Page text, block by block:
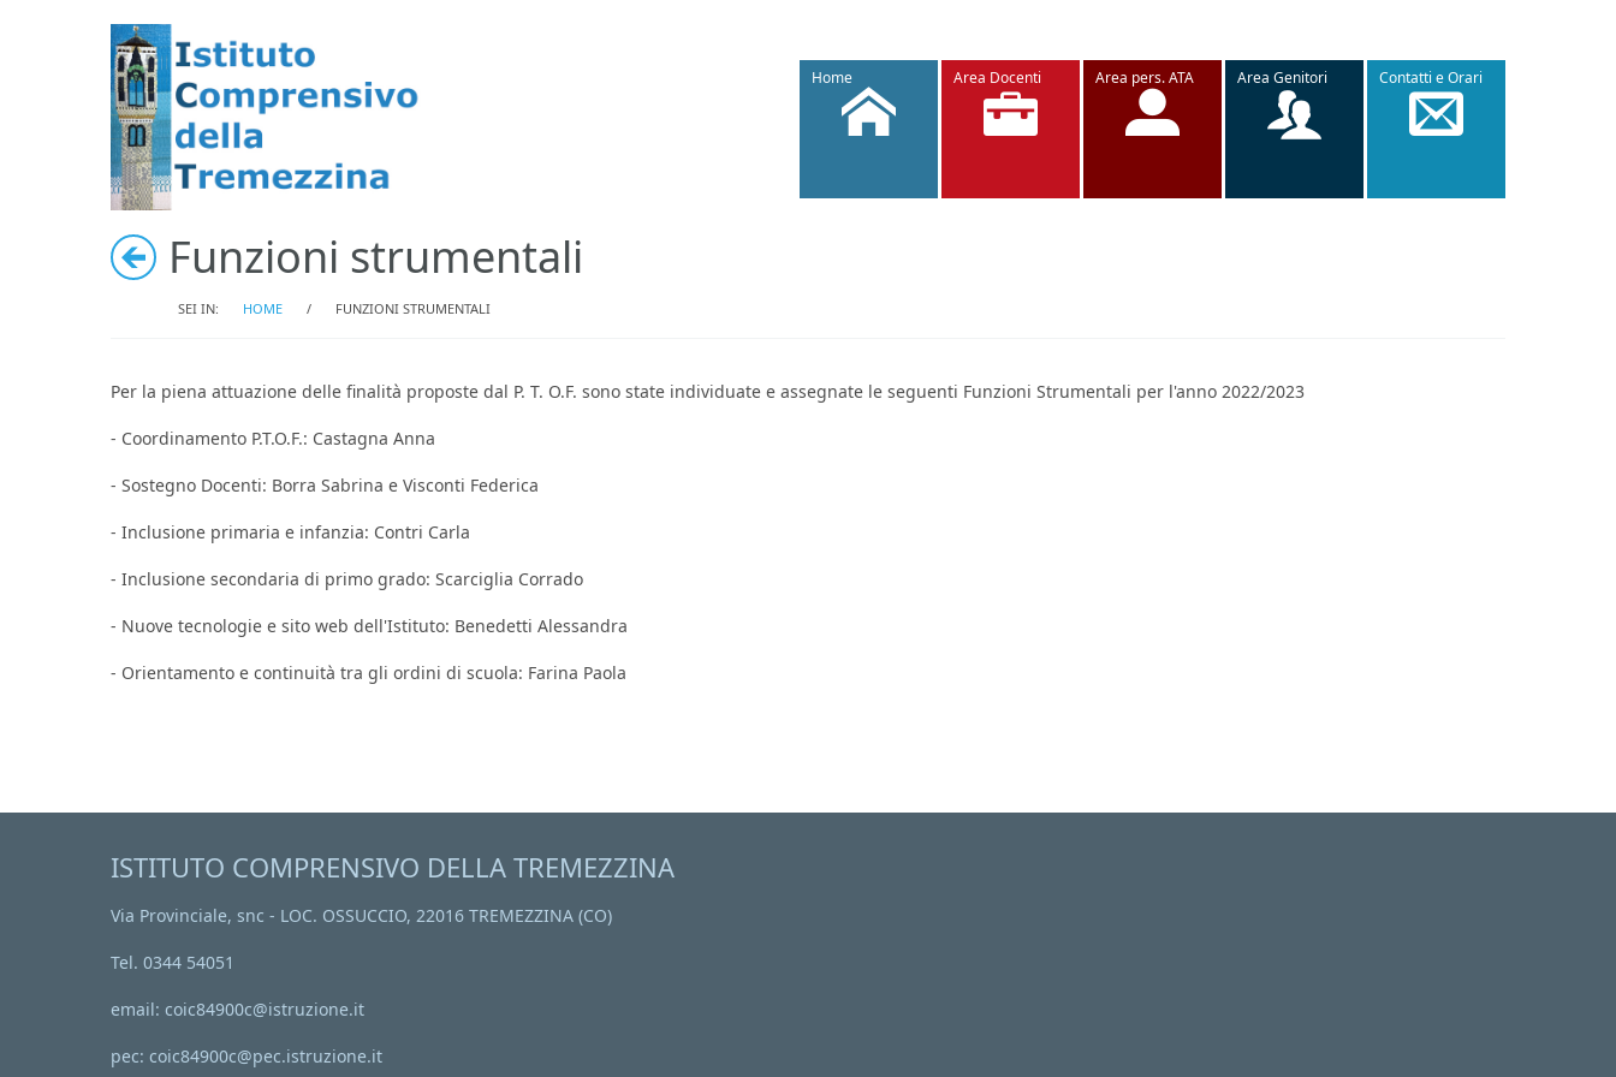
Home Area Docenti Area pers. ATA Area Genitori Contatti e Orari
Funzioni strumentali
SEI IN: HOME / FUNZIONI STRUMENTALI
Per la piena attuazione delle finalità proposte dal P. T. O.F. sono state individuate e assegnate le seguenti Funzioni Strumentali per l'anno 2022/2023
- Coordinamento P.T.O.F.: Castagna Anna
- Sostegno Docenti: Borra Sabrina e Visconti Federica
- Inclusione primaria e infanzia: Contri Carla
- Inclusione secondaria di primo grado: Scarciglia Corrado
- Nuove tecnologie e sito web dell'Istituto: Benedetti Alessandra
- Orientamento e continuità tra gli ordini di scuola: Farina Paola
ISTITUTO COMPRENSIVO DELLA TREMEZZINA
Via Provinciale, snc - LOC. OSSUCCIO, 22016 TREMEZZINA (CO)
Tel. 0344 54051
email: coic84900c@istruzione.it
pec: coic84900c@pec.istruzione.it